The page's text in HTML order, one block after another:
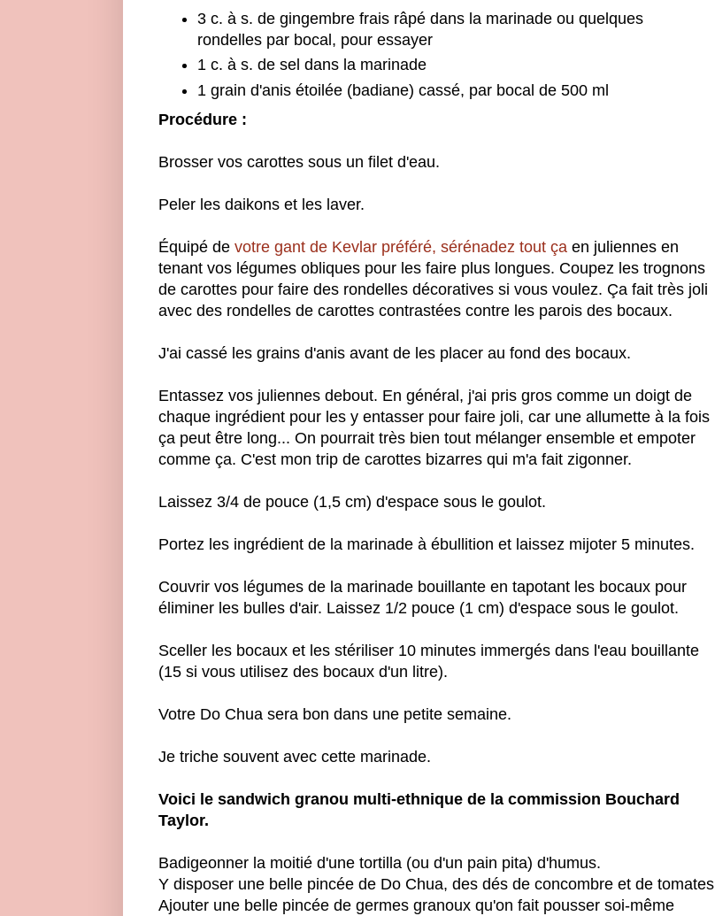
3 c. à s. de gingembre frais râpé dans la marinade ou quelques
rondelles par bocal, pour essayer
1 c. à s. de sel dans la marinade
1 grain d'anis étoilée (badiane) cassé, par bocal de 500 ml
Procédure :
Brosser vos carottes sous un filet d'eau.
Peler les daikons et les laver.
Équipé de votre gant de Kevlar préféré, sérénadez tout çaen juliennes en
tenant vos légumes obliques pour les faire plus longues. Coupez les trognons
de carottes pour faire des rondelles décoratives si vous voulez. Ça fait très joli
avec des rondelles de carottes contrastées contre les parois des bocaux.
J'ai cassé les grains d'anis avant de les placer au fond des bocaux.
Entassez vos juliennes debout. En général, j'ai pris gros comme un doigt de
chaque ingrédient pour les y entasser pour faire joli, car une allumette à la fois
ça peut être long... On pourrait très bien tout mélanger ensemble et empoter
comme ça. C'est mon trip de carottes bizarres qui m'a fait zigonner.
Laissez 3/4 de pouce (1,5 cm) d'espace sous le goulot.
Portez les ingrédient de la marinade à ébullition et laissez mijoter 5 minutes.
Couvrir vos légumes de la marinade bouillante en tapotant les bocaux pour
éliminer les bulles d'air. Laissez 1/2 pouce (1 cm) d'espace sous le goulot.
Sceller les bocaux et les stériliser 10 minutes immergés dans l'eau bouillante
(15 si vous utilisez des bocaux d'un litre).
Votre Do Chua sera bon dans une petite semaine.
Je triche souvent avec cette marinade.
Voici le sandwich granou multi-ethnique de la commission Bouchard
Taylor.
Badigeonner la moitié d'une tortilla (ou d'un pain pita) d'humus.
Y disposer une belle pincée de Do Chua, des dés de concombre et de tomates
Ajouter une belle pincée de germes granoux qu'on fait pousser soi-même